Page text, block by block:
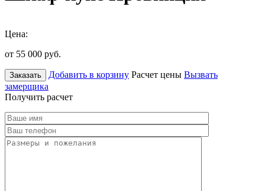
Цена:
от 55 000 руб.
Заказать Добавить в корзину Расчет цены Вызвать
замерщика
Получить расчет